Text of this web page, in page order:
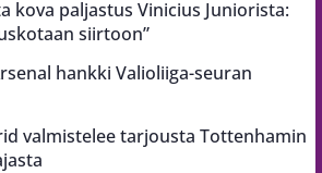
kova paljastus Vinicius Juniorista:
siirtoon”
hankki Valioliiga-seuran
valmistelee tarjousta Tottenhamin